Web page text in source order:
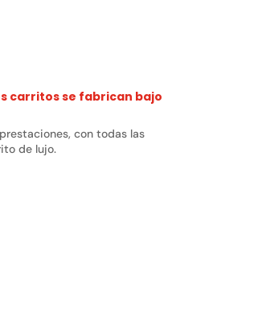
carritos se fabrican bajo
con todas las
de lujo.